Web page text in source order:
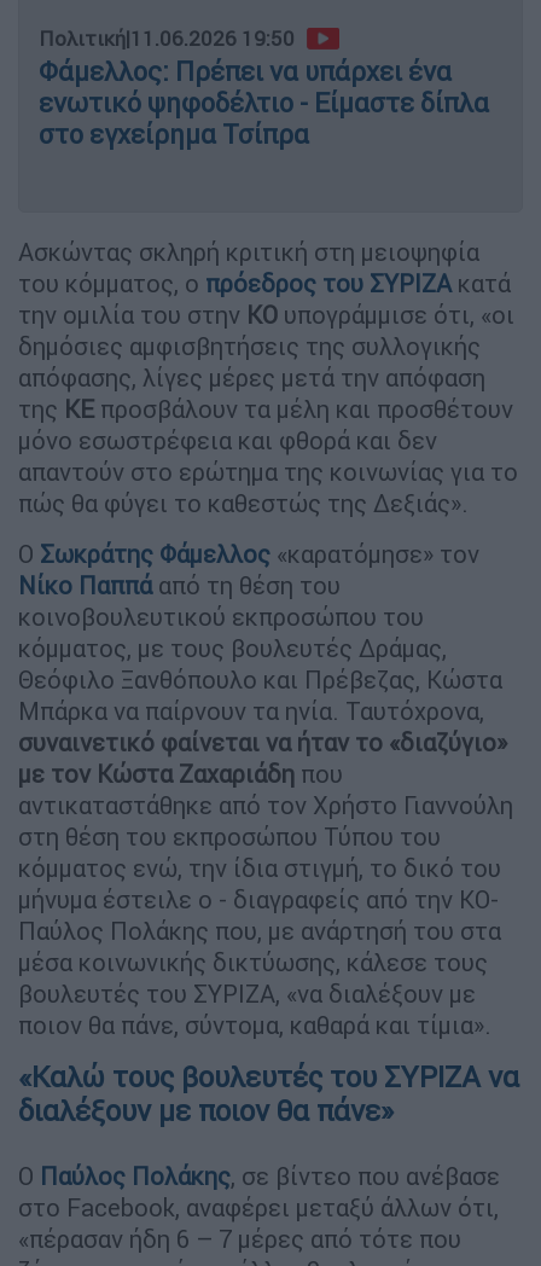
Πολιτική|11.06.2026 19:50
Φάμελλος: Πρέπει να υπάρχει ένα
ενωτικό ψηφοδέλτιο - Είμαστε δίπλα
στο εγχείρημα Τσίπρα
Ασκώντας σκληρή κριτική στη μειοψηφία
του κόμματος, ο πρόεδρος του ΣΥΡΙΖΑ κατά
την ομιλία του στην ΚΟ υπογράμμισε ότι, «οι
δημόσιες αμφισβητήσεις της συλλογικής
απόφασης, λίγες μέρες μετά την απόφαση
της ΚΕ προσβάλουν τα μέλη και προσθέτουν
μόνο εσωστρέφεια και φθορά και δεν
απαντούν στο ερώτημα της κοινωνίας για το
πώς θα φύγει το καθεστώς της Δεξιάς».
Ο Σωκράτης Φάμελλος «καρατόμησε» τον
Νίκο Παππάαπό τη θέση του
κοινοβουλευτικού εκπροσώπου του
κόμματος, με τους βουλευτές Δράμας,
Θεόφιλο Ξανθόπουλο και Πρέβεζας, Κώστα
Μπάρκα να παίρνουν τα ηνία. Ταυτόχρονα,
συναινετικό φαίνεται να ήταν το «διαζύγιο»
με τον Κώστα Ζαχαριάδη που
αντικαταστάθηκε από τον Χρήστο Γιαννούλη
στη θέση του εκπροσώπου Τύπου του
κόμματος ενώ, την ίδια στιγμή, το δικό του
μήνυμα έστειλε ο - διαγραφείς από την ΚΟ-
Παύλος Πολάκης που, με ανάρτησή του στα
μέσα κοινωνικής δικτύωσης, κάλεσε τους
βουλευτές του ΣΥΡΙΖΑ, «να διαλέξουν με
ποιον θα πάνε, σύντομα, καθαρά και τίμια».
«Καλώ τους βουλευτές του ΣΥΡΙΖΑ να
διαλέξουν με ποιον θα πάνε»
Ο Παύλος Πολάκης, σε βίντεο που ανέβασε
στο Facebook, αναφέρει μεταξύ άλλων ότι,
«πέρασαν ήδη 6 – 7 μέρες από τότε που